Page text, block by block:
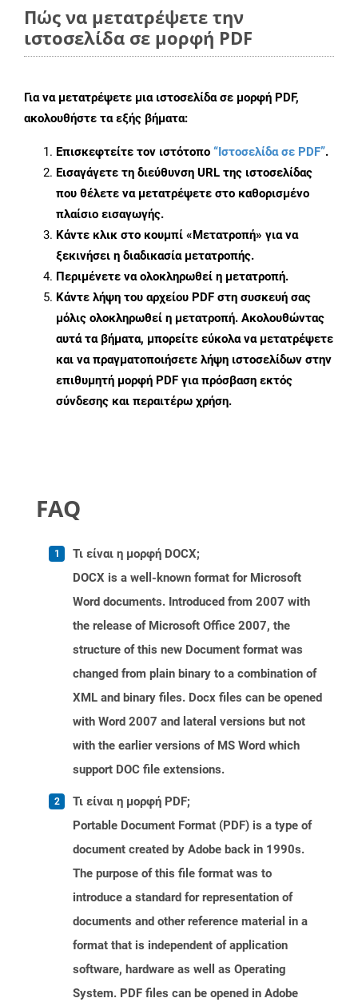
Πώς να μετατρέψετε την
ιστοσελίδα σε μορφή PDF
Για να μετατρέψετε μια ιστοσελίδα σε μορφή PDF,
ακολουθήστε τα εξής βήματα:
Επισκεφτείτε τον ιστότοπο “Ιστοσελίδα σε PDF”.
Εισαγάγετε τη διεύθυνση URL της ιστοσελίδας
που θέλετε να μετατρέψετε στο καθορισμένο
πλαίσιο εισαγωγής.
Κάντε κλικ στο κουμπί «Μετατροπή» για να
ξεκινήσει η διαδικασία μετατροπής.
Περιμένετε να ολοκληρωθεί η μετατροπή.
Κάντε λήψη του αρχείου PDF στη συσκευή σας
μόλις ολοκληρωθεί η μετατροπή. Ακολουθώντας
αυτά τα βήματα, μπορείτε εύκολα να μετατρέψετε
και να πραγματοποιήσετε λήψη ιστοσελίδων στην
επιθυμητή μορφή PDF για πρόσβαση εκτός
σύνδεσης και περαιτέρω χρήση.
FAQ
Τι είναι η μορφή DOCX;
DOCX is a well-known format for Microsoft
Word documents. Introduced from 2007 with
the release of Microsoft Office 2007, the
structure of this new Document format was
changed from plain binary to a combination of
XML and binary files. Docx files can be opened
with Word 2007 and lateral versions but not
with the earlier versions of MS Word which
support DOC file extensions.
Τι είναι η μορφή PDF;
Portable Document Format (PDF) is a type of
document created by Adobe back in 1990s.
The purpose of this file format was to
introduce a standard for representation of
documents and other reference material in a
format that is independent of application
software, hardware as well as Operating
System. PDF files can be opened in Adobe